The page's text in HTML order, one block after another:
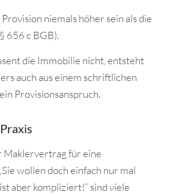
niemals höher sein als die
656 c BGB).
die Immobilie nicht, entsteht
auch aus einem schriftlichen
Provisionsanspruch.
Maklervertrag für eine
wollen doch einfach nur mal
ist aber kompliziert!“ sind viele